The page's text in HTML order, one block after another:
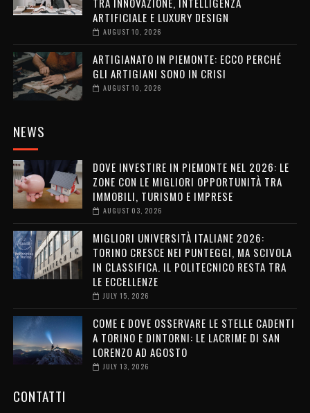
ARTIFICIALE E LUXURY DESIGN
AUGUST 10, 2026
ARTIGIANATO IN PIEMONTE: ECCO PERCHÉ
GLI ARTIGIANI SONO IN CRISI
AUGUST 10, 2026
NEWS
DOVE INVESTIRE IN PIEMONTE NEL 2026: LE
ZONE CON LE MIGLIORI OPPORTUNITÀ TRA
IMMOBILI, TURISMO E IMPRESE
AUGUST 03, 2026
MIGLIORI UNIVERSITÀ ITALIANE 2026:
TORINO CRESCE NEI PUNTEGGI, MA SCIVOLA
IN CLASSIFICA. IL POLITECNICO RESTA TRA
LE ECCELLENZE
JULY 15, 2026
COME E DOVE OSSERVARE LE STELLE CADENTI
A TORINO E DINTORNI: LE LACRIME DI SAN
LORENZO AD AGOSTO
JULY 13, 2026
CONTATTI